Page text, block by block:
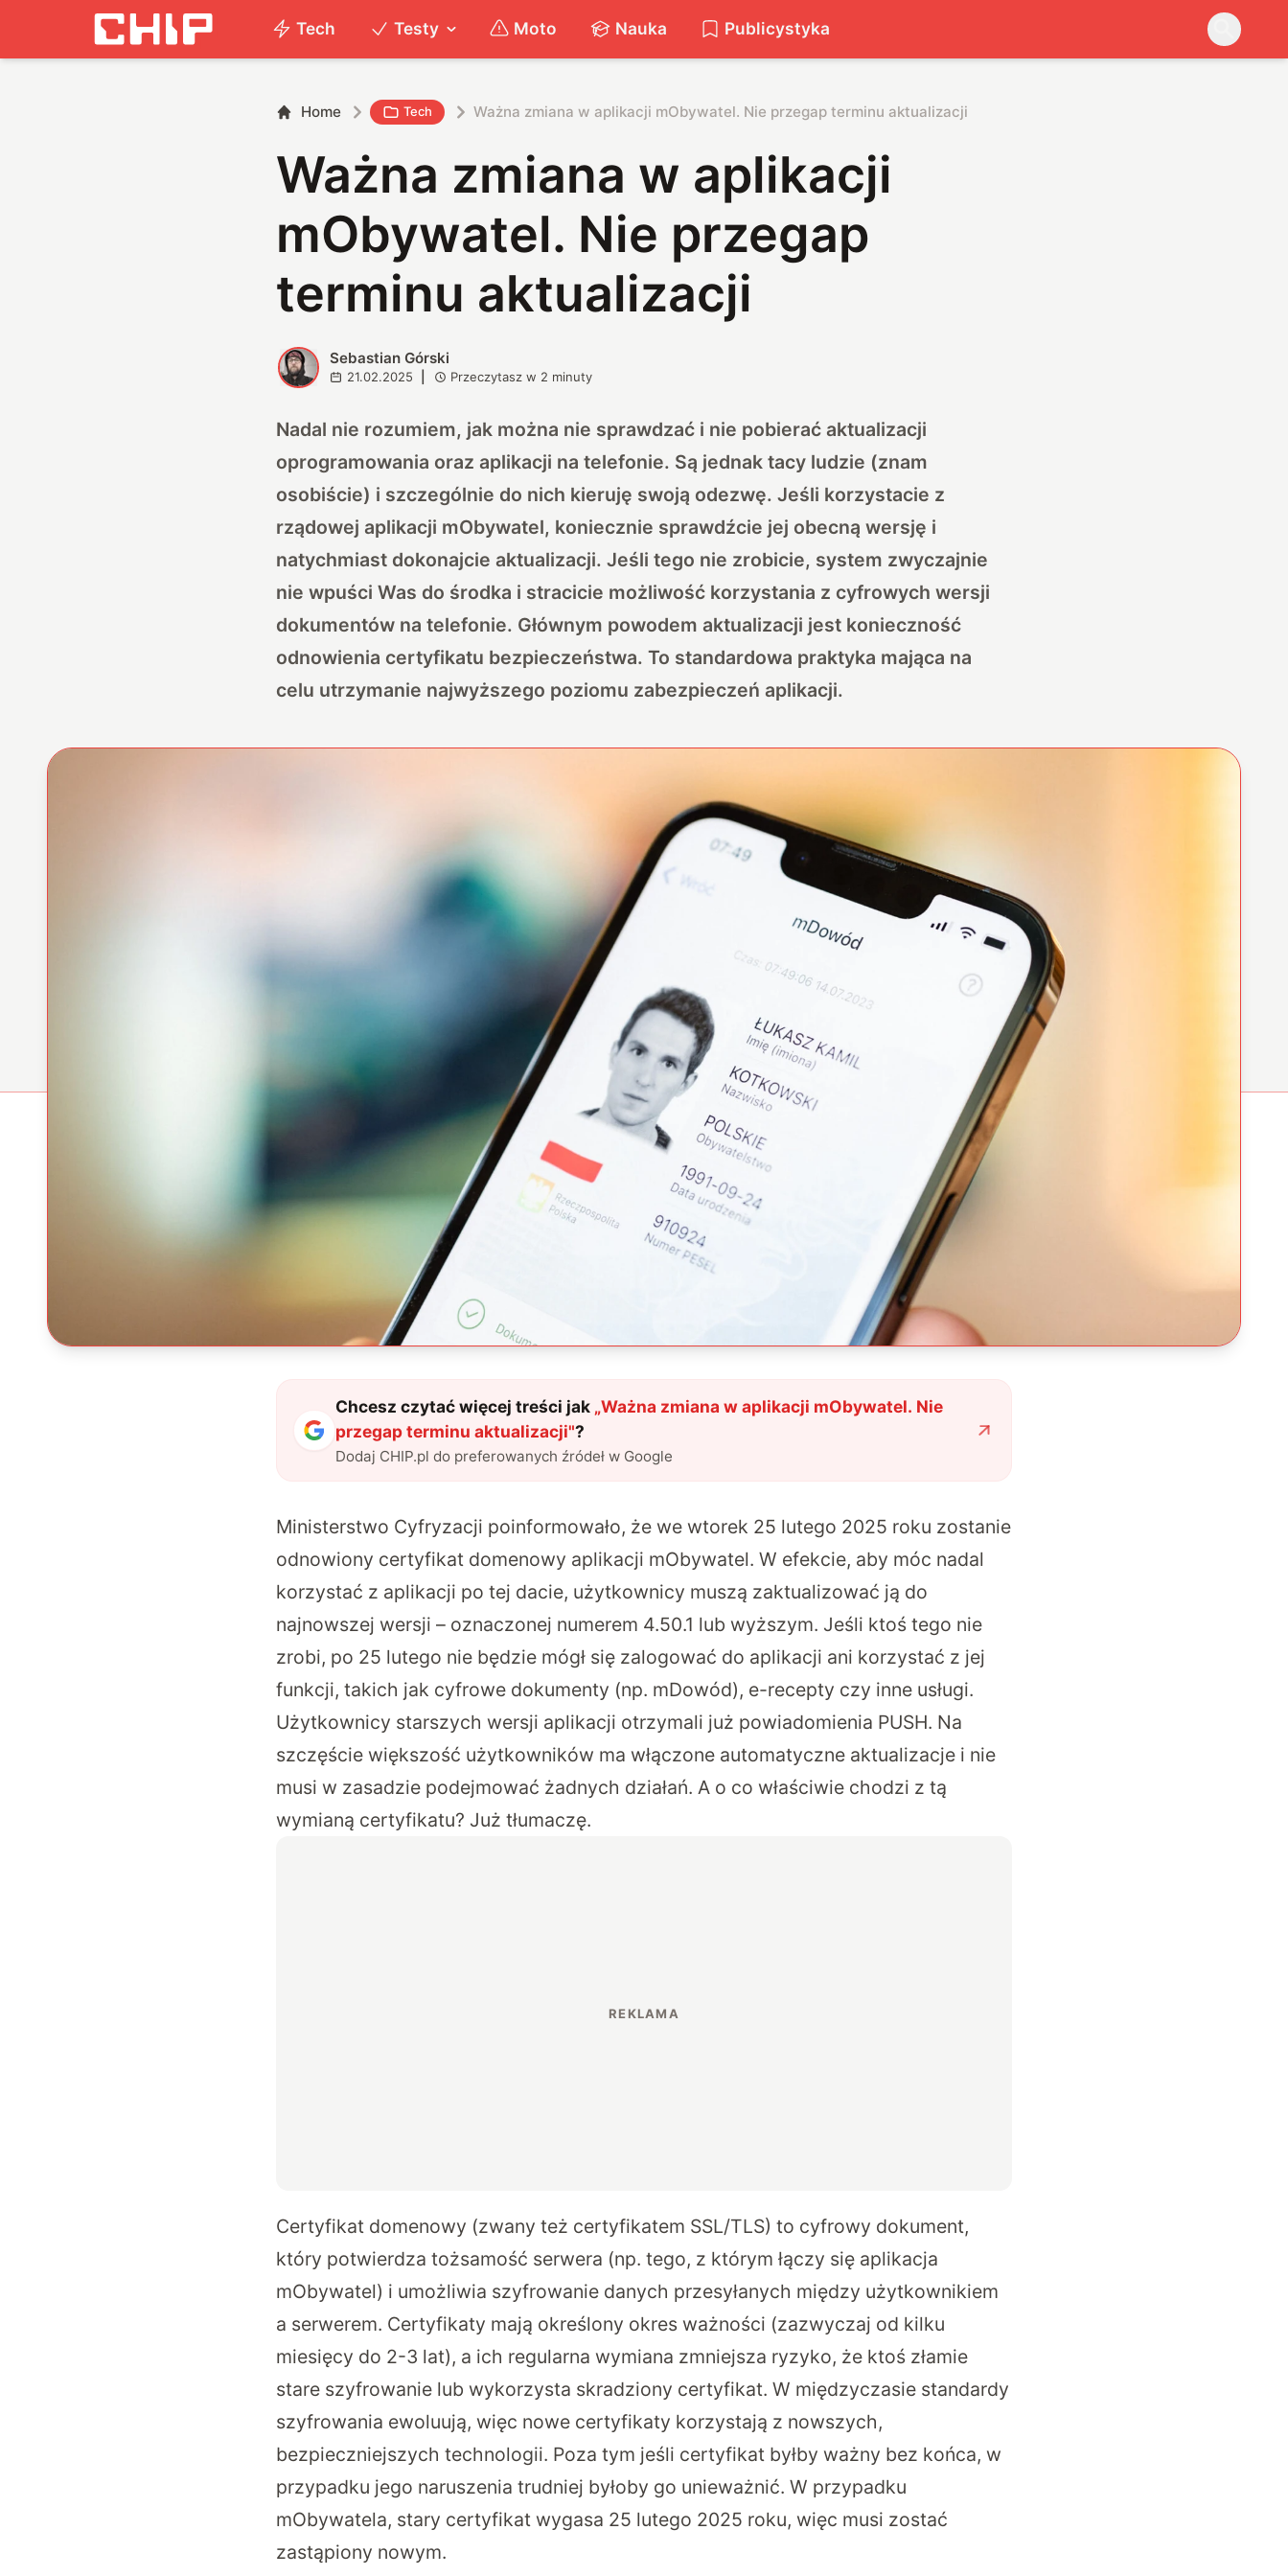
Tech Testy Moto Nauka Publicystyka
Home Tech Ważna zmiana w aplikacji mObywatel. Nie przegap terminu aktualizacji
Ważna zmiana w aplikacji
mObywatel. Nie przegap
terminu aktualizacji
S Sebastian Górski
21.02.2025 Przeczytasz w 2 minuty
Nadal nie rozumiem, jak można nie sprawdzać i nie pobierać aktualizacji
oprogramowania oraz aplikacji na telefonie. Są jednak tacy ludzie (znam
osobiście) i szczególnie do nich kieruję swoją odezwę. Jeśli korzystacie z
rządowej aplikacji mObywatel, koniecznie sprawdźcie jej obecną wersję i
natychmiast dokonajcie aktualizacji. Jeśli tego nie zrobicie, system zwyczajnie
nie wpuści Was do środka i stracicie możliwość korzystania z cyfrowych wersji
dokumentów na telefonie. Głównym powodem aktualizacji jest konieczność
odnowienia certyfikatu bezpieczeństwa. To standardowa praktyka mająca na
celu utrzymanie najwyższego poziomu zabezpieczeń aplikacji.
Chcesz czytać więcej treści jak „Ważna zmiana w aplikacji mObywatel. Nie
przegap terminu aktualizacji"?
Dodaj CHIP.pl do preferowanych źródeł w Google
Ministerstwo Cyfryzacji poinformowało, że we wtorek 25 lutego 2025 roku zostanie
odnowiony certyfikat domenowy aplikacji mObywatel. W efekcie, aby móc nadal
korzystać z aplikacji po tej dacie, użytkownicy muszą zaktualizować ją do
najnowszej wersji – oznaczonej numerem 4.50.1 lub wyższym. Jeśli ktoś tego nie
zrobi, po 25 lutego nie będzie mógł się zalogować do aplikacji ani korzystać z jej
funkcji, takich jak cyfrowe dokumenty (np. mDowód), e-recepty czy inne usługi.
Użytkownicy starszych wersji aplikacji otrzymali już powiadomienia PUSH. Na
szczęście większość użytkowników ma włączone automatyczne aktualizacje i nie
musi w zasadzie podejmować żadnych działań. A o co właściwie chodzi z tą
wymianą certyfikatu? Już tłumaczę.
Certyfikat domenowy (zwany też certyfikatem SSL/TLS) to cyfrowy dokument,
który potwierdza tożsamość serwera (np. tego, z którym łączy się aplikacja
mObywatel) i umożliwia szyfrowanie danych przesyłanych między użytkownikiem
a serwerem. Certyfikaty mają określony okres ważności (zazwyczaj od kilku
miesięcy do 2-3 lat), a ich regularna wymiana zmniejsza ryzyko, że ktoś złamie
stare szyfrowanie lub wykorzysta skradziony certyfikat. W międzyczasie standardy
szyfrowania ewoluują, więc nowe certyfikaty korzystają z nowszych,
bezpieczniejszych technologii. Poza tym jeśli certyfikat byłby ważny bez końca, w
przypadku jego naruszenia trudniej byłoby go unieważnić. W przypadku
mObywatela, stary certyfikat wygasa 25 lutego 2025 roku, więc musi zostać
zastąpiony nowym.